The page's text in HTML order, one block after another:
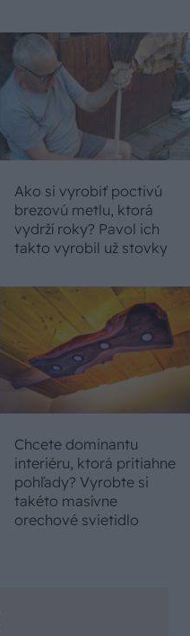
Ako si vyrobiť poctivú
brezovú metlu, ktorá
vydrží roky? Pavol ich
takto vyrobil už stovky
Chcete dominantu
interiéru, ktorá pritiahne
pohľady? Vyrobte si
takéto masívne
orechové svietidlo